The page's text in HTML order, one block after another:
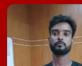
চালানো হয়
ভাড়াটিয়া
আক্তারকে